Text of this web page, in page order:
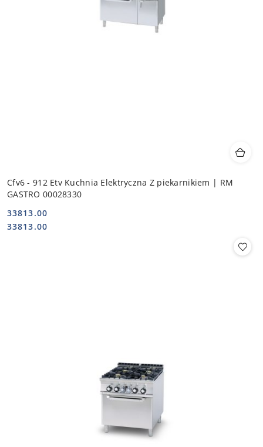
Cfv6 - 912 Etv Kuchnia Elektryczna Z piekarnikiem | RM
GASTRO 00028330
Cena:
33813.00
Cena:
33813.00